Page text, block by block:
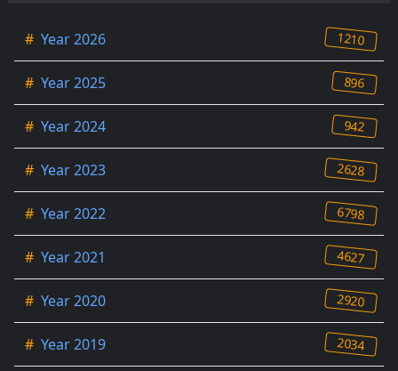
# Year 2026 1210
# Year 2025 896
# Year 2024 942
# Year 2023 2628
# Year 2022 6798
# Year 2021 4627
# Year 2020 2920
# Year 2019 2034